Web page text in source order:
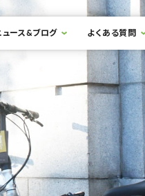
ュース&ブログ よくある質問